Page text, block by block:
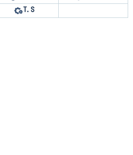
T.S